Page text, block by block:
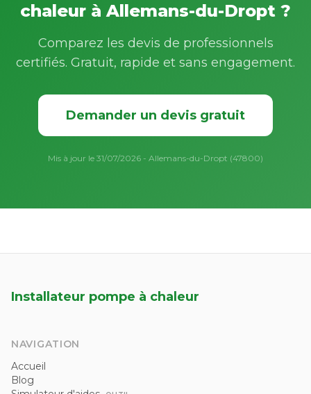
chaleur à Allemans-du-Dropt ?
Comparez les devis de professionnels
certifiés. Gratuit, rapide et sans engagement.
Demander un devis gratuit
Mis à jour le 31/07/2026 - Allemans-du-Dropt (47800)
Installateur pompe à chaleur
NAVIGATION
Accueil
Blog